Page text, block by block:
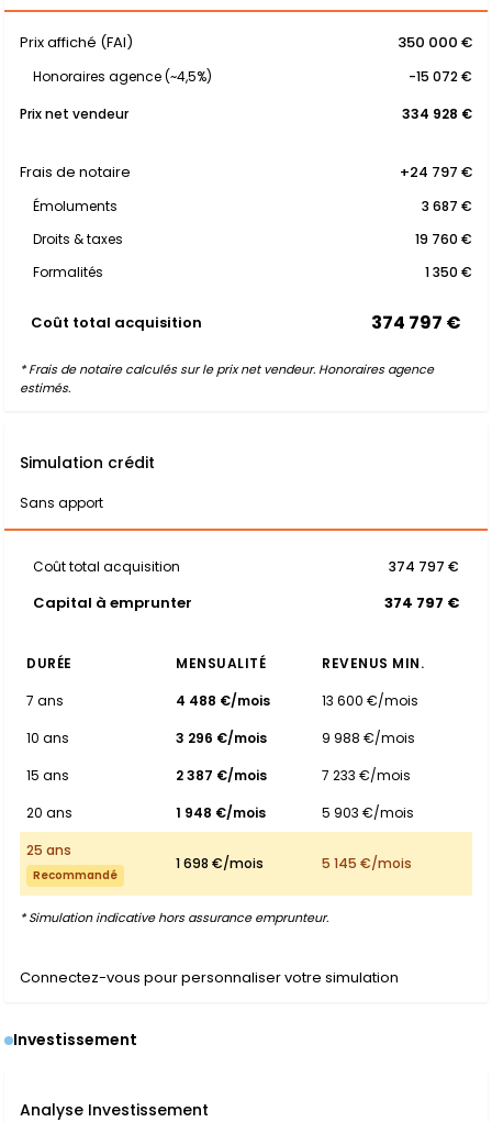
Prix affiché (FAI) 350 000 €
Honoraires agence (~4,5%)
-15 072 €
Prix net vendeur
334 928 €
Frais de notaire +24 797 €
Émoluments
3 687 €
Droits & taxes
19 760 €
Formalités
1 350 €
Coût total acquisition 374 797 €
* Frais de notaire calculés sur le prix net vendeur. Honoraires agence
estimés.
Simulation crédit
Sans apport
Coût total acquisition 374 797 €
Capital à emprunter 374 797 €
DURÉE MENSUALITÉ
REVENUS MIN.
7 ans
4 488 €/mois
13 600 €/mois
10 ans
3 296 €/mois
9 988 €/mois
15 ans
2 387 €/mois
7 233 €/mois
20 ans
1 948 €/mois
5 903 €/mois
25 ans
Recommandé
1 698 €/mois 5 145 €/mois
* Simulation indicative hors assurance emprunteur.
Connectez-vous pour personnaliser votre simulation
Investissement
Analyse Investissement